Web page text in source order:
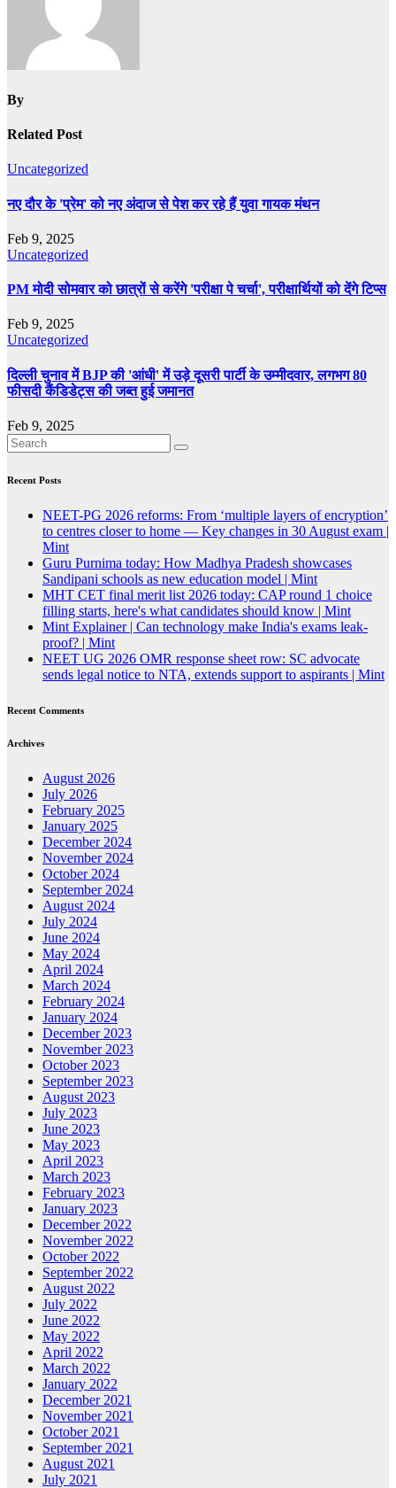
By
Related Post
Uncategorized
नए दौर के 'प्रेम' को नए अंदाज से पेश कर रहे हैं युवा गायक मंथन
Feb 9, 2025
Uncategorized
PM मोदी सोमवार को छात्रों से करेंगे 'परीक्षा पे चर्चा', परीक्षार्थियों को देंगे टिप्स
Feb 9, 2025
Uncategorized
दिल्ली चुनाव में BJP की 'आंधी' में उड़े दूसरी पार्टी के उम्मीदवार, लगभग 80
फीसदी कैंडिडेट्स की जब्त हुई जमानत
Feb 9, 2025
Recent Posts
NEET-PG 2026 reforms: From ‘multiple layers of encryption’
to centres closer to home — Key changes in 30 August exam |
Mint
Guru Purnima today: How Madhya Pradesh showcases
Sandipani schools as new education model | Mint
MHT CET final merit list 2026 today: CAP round 1 choice
filling starts, here's what candidates should know | Mint
Mint Explainer | Can technology make India's exams leak-
proof? | Mint
NEET UG 2026 OMR response sheet row: SC advocate
sends legal notice to NTA, extends support to aspirants | Mint
Recent Comments
Archives
August 2026
July 2026
February 2025
January 2025
December 2024
November 2024
October 2024
September 2024
August 2024
July 2024
June 2024
May 2024
April 2024
March 2024
February 2024
January 2024
December 2023
November 2023
October 2023
September 2023
August 2023
July 2023
June 2023
May 2023
April 2023
March 2023
February 2023
January 2023
December 2022
November 2022
October 2022
September 2022
August 2022
July 2022
June 2022
May 2022
April 2022
March 2022
January 2022
December 2021
November 2021
October 2021
September 2021
August 2021
July 2021